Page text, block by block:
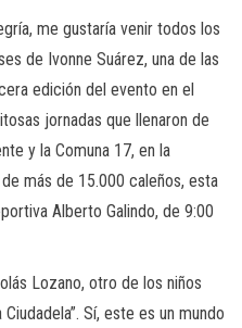
me gustaría venir todos los
de Ivonne Suárez, una de las
edición del evento en el
jornadas que llenaron de
y la Comuna 17, en la
más de 15.000 caleños, esta
Alberto Galindo, de 9:00
Lozano, otro de los niños
Sí, este es un mundo